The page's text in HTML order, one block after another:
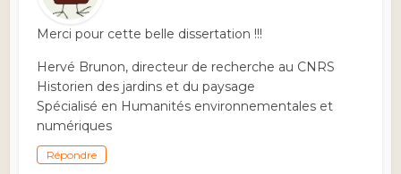
Merci pour cette belle dissertation !!!
Hervé Brunon, directeur de recherche au CNRS
Historien des jardins et du paysage
Spécialisé en Humanités environnementales et
numériques
Répondre